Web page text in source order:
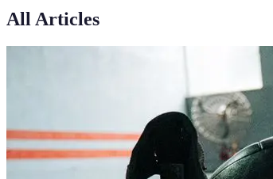
All Articles